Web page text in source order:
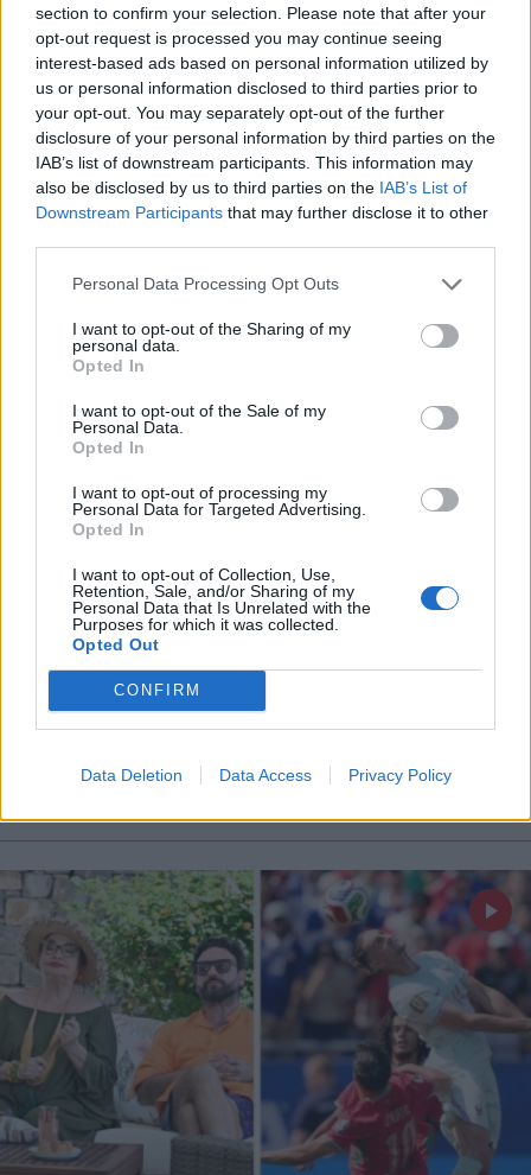
section to confirm your selection. Please note that after your
opt-out request is processed you may continue seeing
interest-based ads based on personal information utilized by
us or personal information disclosed to third parties prior to
your opt-out. You may separately opt-out of the further
disclosure of your personal information by third parties on the
IAB’s list of downstream participants. This information may
also be disclosed by us to third parties on the IAB’s List of
Downstream Participants that may further disclose it to other
Personal Data Processing Opt Outs
I want to opt-out of the Sharing of my
personal data.
Opted In
I want to opt-out of the Sale of my
Personal Data.
Opted In
I want to opt-out of processing my
Personal Data for Targeted Advertising.
Opted In
I want to opt-out of Collection, Use,
Retention, Sale, and/or Sharing of my
Personal Data that Is Unrelated with the
Purposes for which it was collected.
Opted Out
CONFIRM
Data Deletion Data Access Privacy Policy
MEDIA
16.07.2026 12:06
ΕΥΗ ΤΣΟΠΑΝΙΔΟΥ
Βραδινή τηλεθέαση 15/7: Σαρωτική
επικράτηση του Μουντιάλ και βαρύ
πλήγμα για τον ανταγωνισμό (Βίντεο)
MEDIA 15.07.2026 12:18
ΕΥΗ ΤΣΟΠΑΝΙΔΟΥ
Βραδινή τηλεθέαση 14/7: Σαρωτικό
Μουντιάλ, άνοδος για το "Σόι σου" και
βαριές απώλειες στην prime time
Εγγραφή στο newsletter
Αποδέχομαι τους
και την πολιτική απορρήτου
X